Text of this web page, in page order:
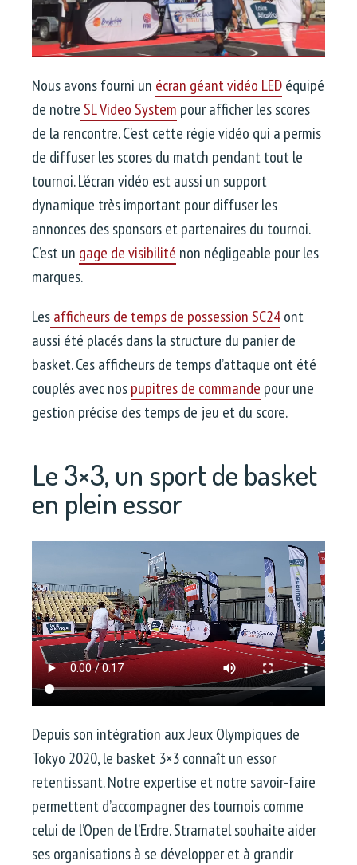
Nous avons fourni un écran géant vidéo LEDéquipé
de notre SL Video System pour afficher les scores
de la rencontre. C’est cette régie vidéo qui a permis
de diffuser les scores du match pendant tout le
tournoi. L’écran vidéo est aussi un support
dynamique très important pour diffuser les
annonces des sponsors et partenaires du tournoi.
C’est un gage de visibilité non négligeable pour les
marques.
Lesafficheurs de temps de possession SC24ont
aussi été placés dans la structure du panier de
basket. Ces afficheurs de temps d’attaque ont été
couplés avec nospupitres de commande pour une
gestion précise des temps de jeu et du score.
Le 3×3, un sport de basket
en plein essor
Depuis son intégration aux Jeux Olympiques de
Tokyo 2020, le basket 3×3 connaît un essor
retentissant. Notre expertise et notre savoir-faire
permettent d’accompagner des tournois comme
celui de l’Open de l’Erdre. Stramatel souhaite aider
ses organisations à se développer et à grandir